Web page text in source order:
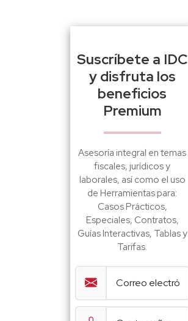
Suscríbete a IDC
y disfruta los
beneficios
Premium
Asesoría integral en temas
fiscales, jurídicos y
laborales, así como el uso
de Herramientas para:
Casos Prácticos,
Especiales, Contratos,
Guías Interactivas, Tablas y
Tarifas.